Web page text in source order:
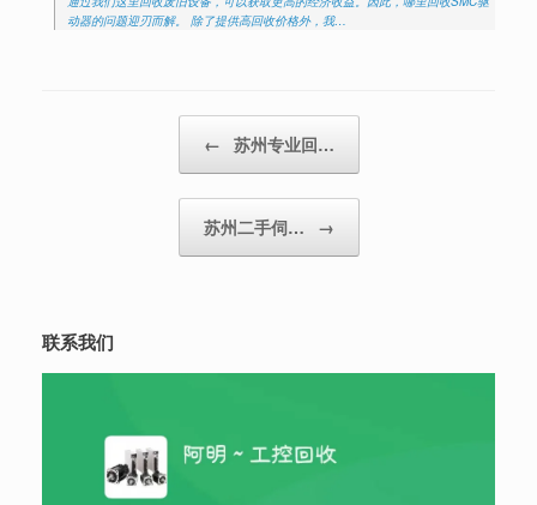
动器的问题迎刃而解。 除了提供高回收价格外，我…
← 苏州专业回…
苏州二手伺… →
联系我们